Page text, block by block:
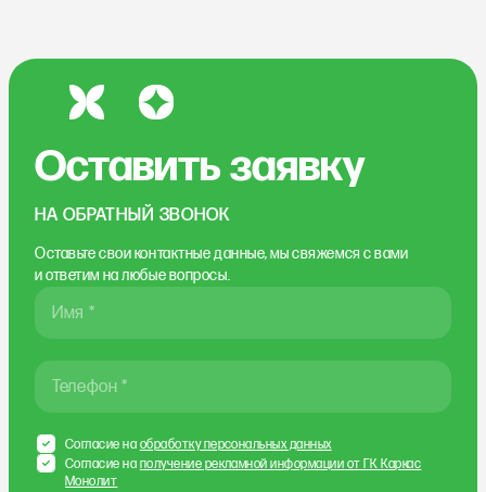
Оставить заявку
НА ОБРАТНЫЙ ЗВОНОК
Оставьте свои контактные данные, мы свяжемсяс вами
и ответим на любые вопросы.
Имя *
Телефон *
Согласие на обработку персональных данных
Согласие на получение рекламной информации от ГК Каркас
Монолит